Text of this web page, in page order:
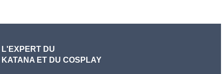
L'EXPERT DU
KATANA ET DU COSPLAY